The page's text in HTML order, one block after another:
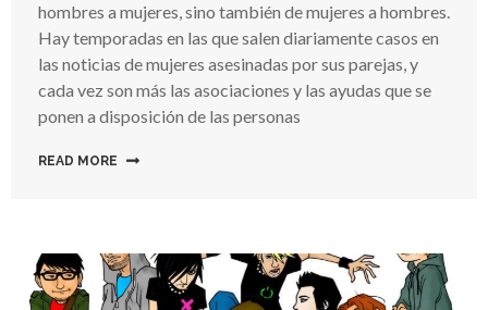
Parejas
hombres a mujeres, sino también de mujeres a hombres.
Hay temporadas en las que salen diariamente casos en
las noticias de mujeres asesinadas por sus parejas, y
cada vez son más las asociaciones y las ayudas que se
ponen a disposición de las personas
READ MORE